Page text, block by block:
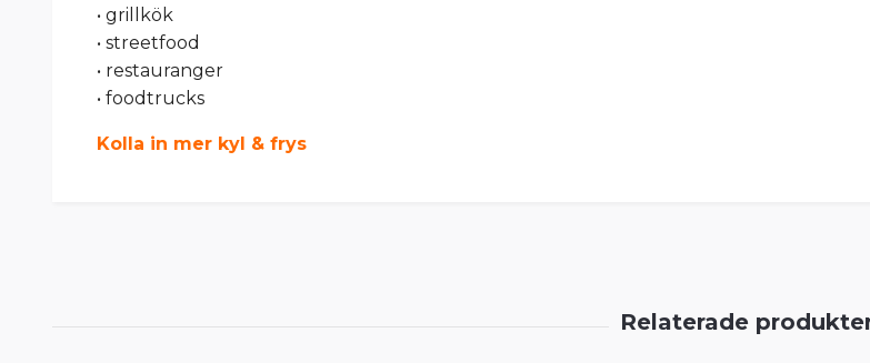
• grillkök
• streetfood
• restauranger
• foodtrucks
Kolla in mer kyl & frys